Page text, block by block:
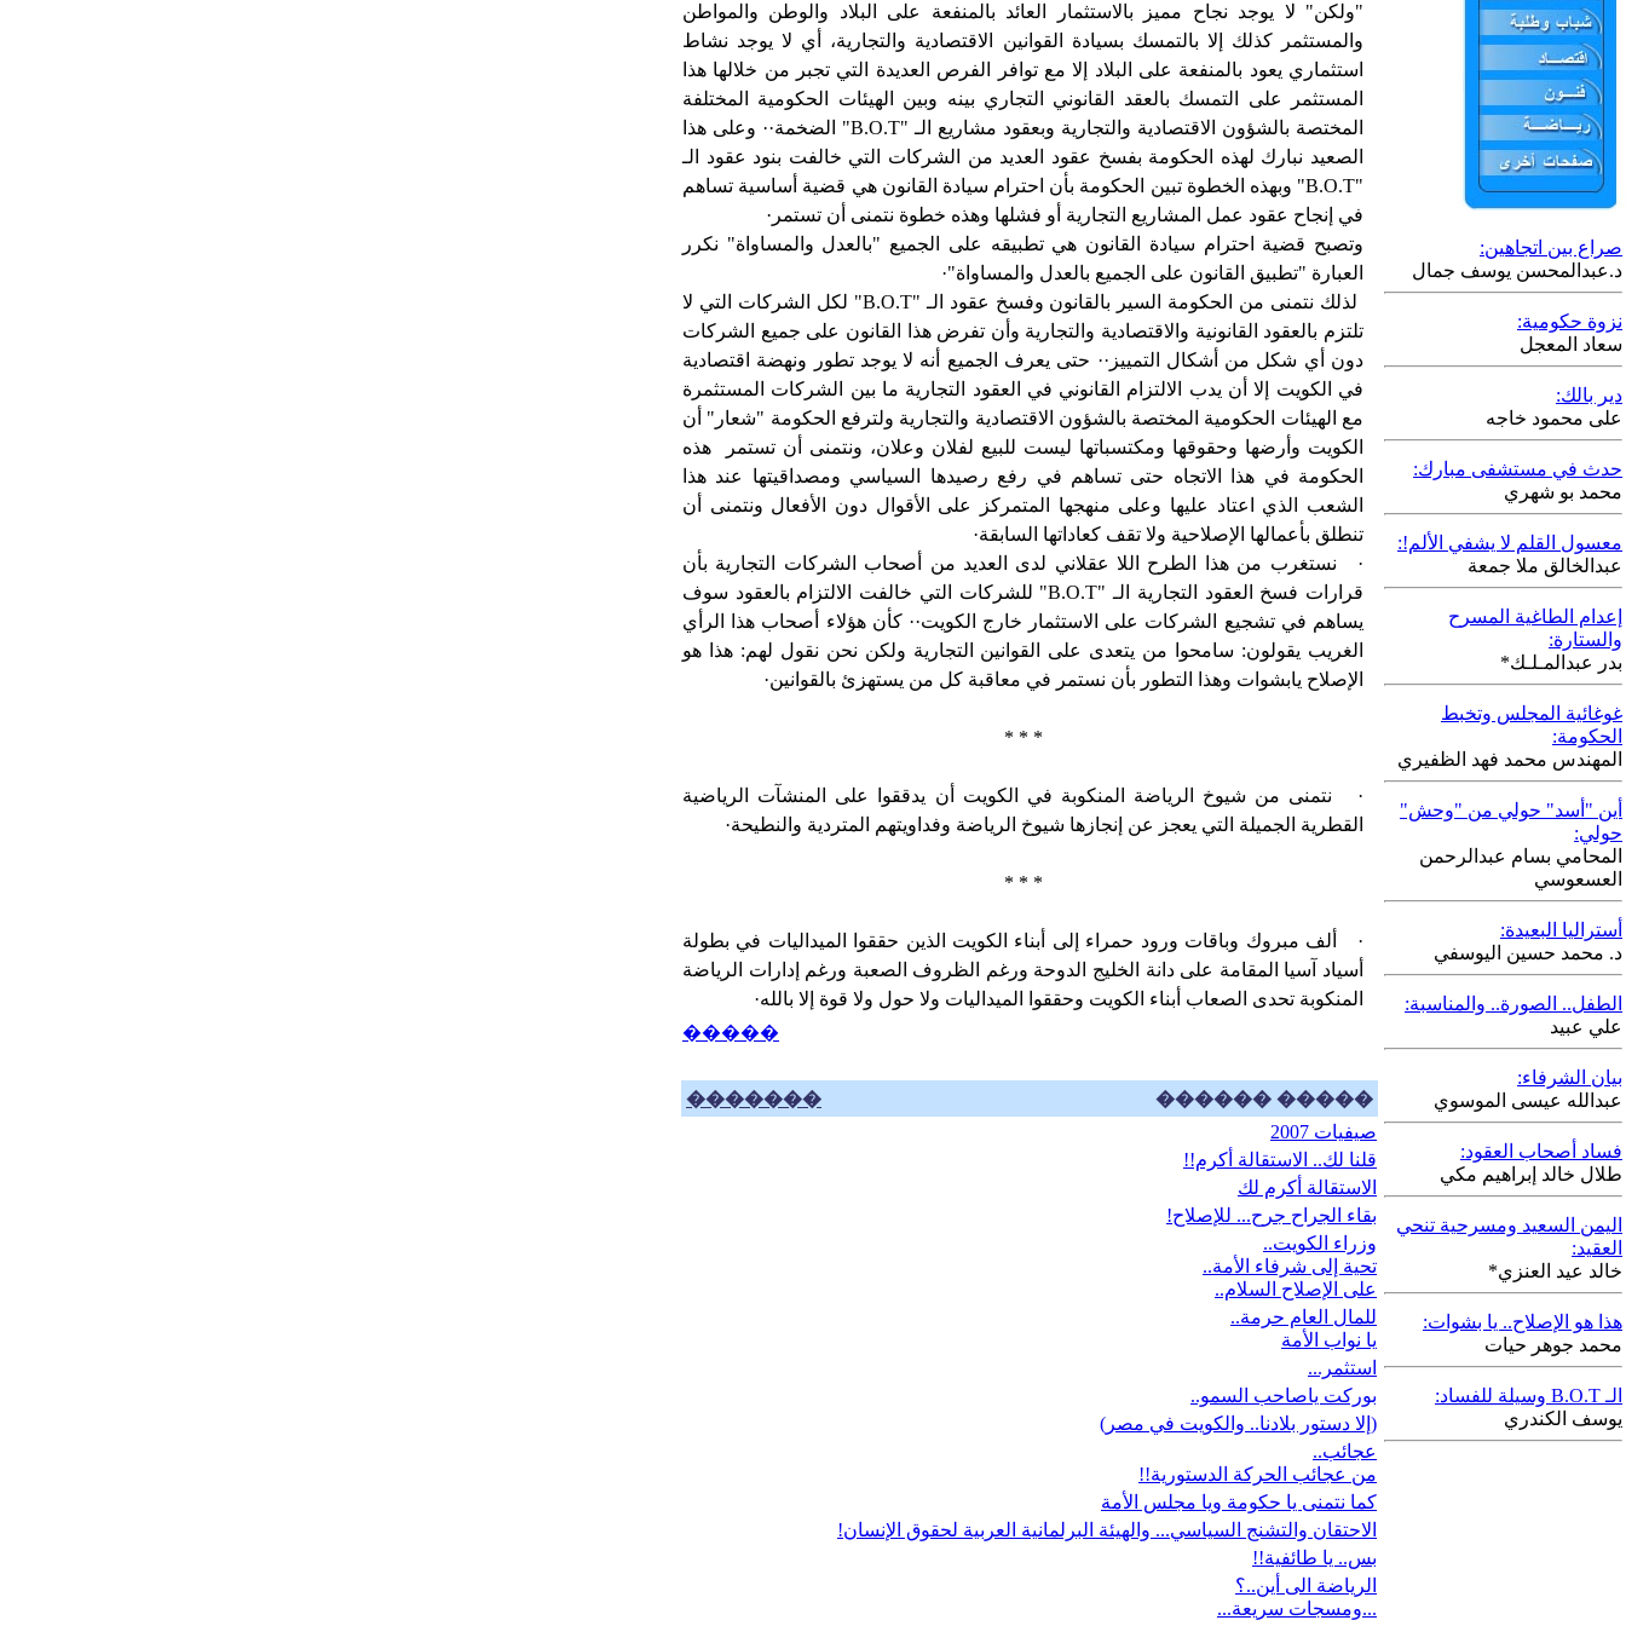
"ولكن" لا يوجد نجاح مميز بالاستثمار العائد بالمنفعة على البلاد والوطن والمواطن
والمستثمر كذلك إلا بالتمسك بسيادة القوانين الاقتصادية والتجارية، أي لا يوجد نشاط
استثماري يعود بالمنفعة على البلاد إلا مع توافر الفرص العديدة التي تجبر من خلالها هذا
المستثمر على التمسك بالعقد القانوني التجاري بينه وبين الهيئات الحكومية المختلفة
المختصة بالشؤون الاقتصادية والتجارية وبعقود مشاريع الـ "B.O.T" الضخمة·· وعلى هذا
الصعيد نبارك لهذه الحكومة بفسخ عقود العديد من الشركات التي خالفت بنود عقود الـ
"
B.O.T" وبهذه الخطوة تبين الحكومة بأن احترام سيادة القانون هي قضية أساسية تساهم
في إنجاح عقود عمل المشاريع التجارية أو فشلها وهذه خطوة نتمنى أن تستمر·
وتصبح قضية احترام سيادة القانون هي تطبيقه على الجميع "بالعدل والمساواة" نكرر
العبارة "تطبيق القانون على الجميع بالعدل والمساواة"·
لذلك نتمنى من الحكومة السير بالقانون وفسخ عقود الـ "B.O.T" لكل الشركات التي لا
تلتزم بالعقود القانونية والاقتصادية والتجارية وأن تفرض هذا القانون على جميع الشركات
دون أي شكل من أشكال التمييز·· حتى يعرف الجميع أنه لا يوجد تطور ونهضة اقتصادية
في الكويت إلا أن يدب الالتزام القانوني في العقود التجارية ما بين الشركات المستثمرة
مع الهيئات الحكومية المختصة بالشؤون الاقتصادية والتجارية ولترفع الحكومة "شعار" أن
الكويت وأرضها وحقوقها ومكتسباتها ليست للبيع لفلان وعلان، ونتمنى أن تستمر
هذه
الحكومة في هذا الاتجاه حتى تساهم في رفع رصيدها السياسي ومصداقيتها عند هذا
الشعب الذي اعتاد عليها وعلى منهجها المتمركز على الأقوال دون الأفعال ونتمنى أن
تنطلق بأعمالها الإصلاحية ولا تقف كعاداتها السابقة·
·
نستغرب من هذا الطرح اللا عقلاني لدى العديد من أصحاب الشركات التجارية بأن
قرارات فسخ العقود التجارية الـ "B.O.T" للشركات التي خالفت الالتزام بالعقود سوف
يساهم في تشجيع الشركات على الاستثمار خارج الكويت·· كأن هؤلاء أصحاب هذا الرأي
الغريب يقولون: سامحوا من يتعدى على القوانين التجارية ولكن نحن نقول لهم: هذا هو
الإصلاح يابشوات وهذا التطور بأن نستمر في معاقبة كل من يستهزئ بالقوانين·
* * *
·
نتمنى من شيوخ الرياضة المنكوبة في الكويت أن يدققوا على المنشآت الرياضية
القطرية الجميلة التي يعجز عن إنجازها شيوخ الرياضة وفداويتهم المتردية والنطيحة·
* * *
·
ألف مبروك وباقات ورود حمراء إلى أبناء الكويت الذين حققوا الميداليات في بطولة
أسياد آسيا المقامة على دانة الخليج الدوحة ورغم الظروف الصعبة ورغم إدارات الرياضة
المنكوبة تحدى الصعاب أبناء الكويت وحققوا الميداليات ولا حول ولا قوة إلا بالله·
�����
�������
������ �����
صيفيات 2007
قلنا لك.. الاستقالة أكرم!!
الاستقالة أكرم لك
بقاء الجراح جرح... للإصلاح!
وزراء الكويت..
تحية إلى شرفاء الأمة..
على الإصلاح السلام..
للمال العام حرمة..
يا نواب الأمة
استثمر...
بوركت ياصاحب السمو..
(إلا دستور بلادنا.. والكويت في مصر)
عجائب..
من عجائب الحركة الدستورية!!
كما نتمنى يا حكومة ويا مجلس الأمة
الاحتقان والتشنج السياسي... والهيئة البرلمانية العربية لحقوق الإنسان!
بس.. يا طائفية!!
الرياضة الى أين..؟
...ومسجات سريعة...
صراع بين اتجاهين:
د.عبدالمحسن يوسف جمال
نزوة حكومية:
سعاد المعجل
دير بالك:
على محمود خاجه
حدث في مستشفى مبارك:
محمد بو شهري
معسول القلم لا يشفي الألم!:
عبدالخالق ملا جمعة
إعدام الطاغية المسرح
والستارة:
بدر عبدالمـلـك*
غوغائية المجلس وتخبط
الحكومة:
المهندس محمد فهد الظفيري
أين "أسد" حولي من "وحش"
حولي:
المحامي بسام عبدالرحمن
العسعوسي
أستراليا البعيدة:
د. محمد حسين اليوسفي
الطفل.. الصورة.. والمناسبة:
علي عبيد
بيان الشرفاء:
عبدالله عيسى الموسوي
فساد أصحاب العقود:
طلال خالد إبراهيم مكي
اليمن السعيد ومسرحية تنحي
العقيد:
خالد عيد العنزي*
هذا هو الإصلاح.. يا بشوات:
محمد جوهر حيات
الـ B.O.T وسيلة للفساد:
يوسف الكندري